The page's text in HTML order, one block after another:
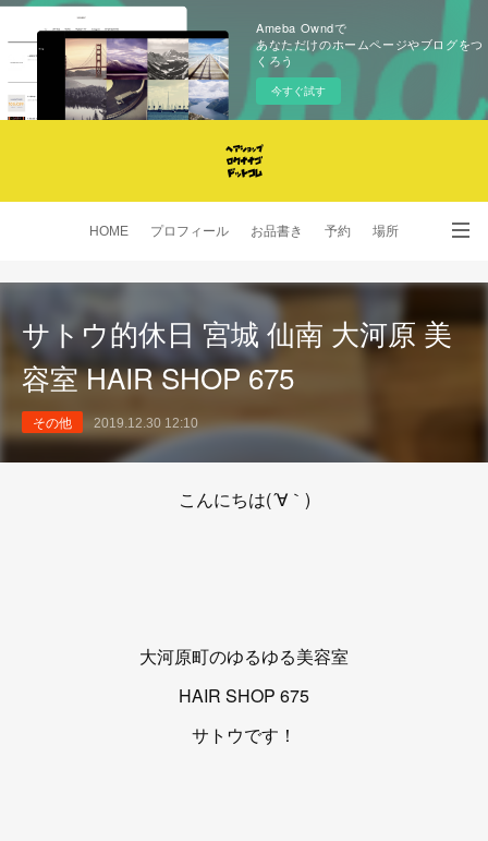
Ameba Owndで
あなただけのホームページやブログをつ
くろう
今すぐ試す
HOME プロフィール お品書き 予約 場所
サトウ的休日 宮城 仙南 大河原 美
容室 HAIR SHOP 675
その他 2019.12.30 12:10
こんにちは(´∀｀)
大河原町のゆるゆる美容室
HAIR SHOP 675
サトウです！